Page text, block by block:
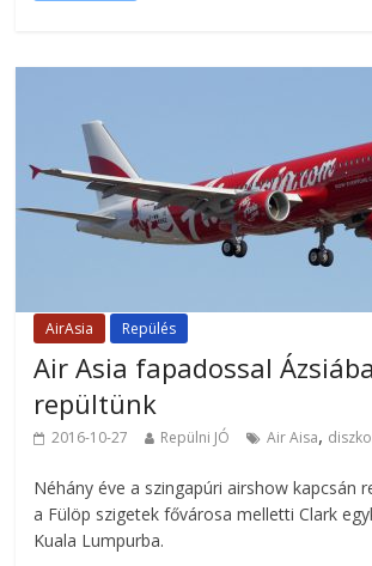
AirAsia Repülés
Air Asia fapadossal
repültünk
2016-10-27 Repülni JÓ Air Aisa,
Néhány éve a szingapúri airshow kapcsán
a Fülöp szigetek fővárosa melletti Clark
Kuala Lumpurba.